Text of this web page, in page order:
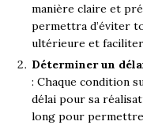
manière claire et
permettra d’éviter
ultérieure et
Déterminer un
: Chaque condition
délai pour sa
long pour